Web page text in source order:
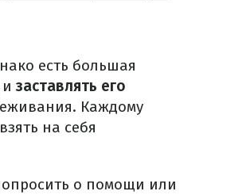
есть большая
изаставлять его
Каждому
на себя
о помощи или